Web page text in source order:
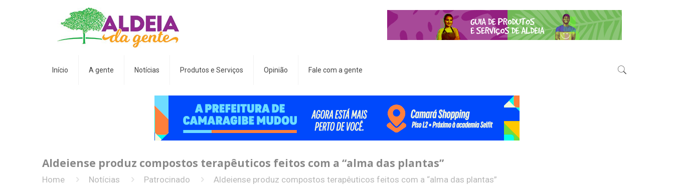
Início A gente Notícias Produtos e Serviços Opinião Fale com a gente
Aldeiense produz compostos terapêuticos feitos com a “alma das plantas”
Home Notícias Patrocinado Aldeiense produz compostos terapêuticos feitos com a “alma das plantas”